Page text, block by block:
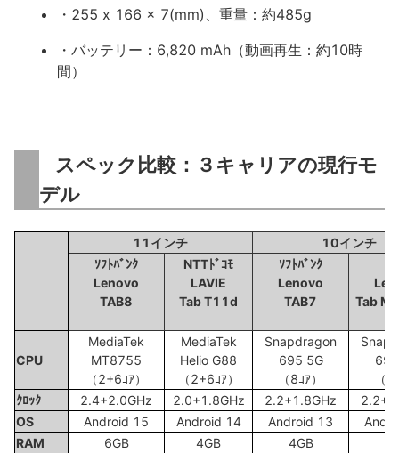
・255 x 166 x 7(mm)、重量：約485g
・バッテリー：6,820 mAh（動画再生：約10時
間）
スペック比較：３キャリアの現行モ
デル
11インチ
10インチ
ｿﾌﾄﾊﾞﾝｸ
Lenovo
TAB8
NTTﾄﾞｺﾓ
LAVIE
Tab T11d
ｿﾌﾄﾊﾞﾝｸ
Lenovo
TAB7
Tab
CPU
MediaTek
MT8755
（2+6ｺｱ）
MediaTek
Helio G88
（2+6ｺｱ）
Snapdragon
695 5G
（8ｺｱ）
（
ｸﾛｯｸ
2.4+2.0GHz 2.0+1.8GHz 2.2+1.8GHz
OS
Android 15 Android 14 Android 13
RAM
6GB 4GB 4GB